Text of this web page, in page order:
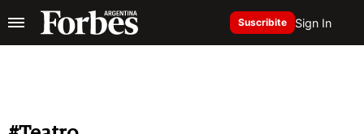
Suscribite Sign In